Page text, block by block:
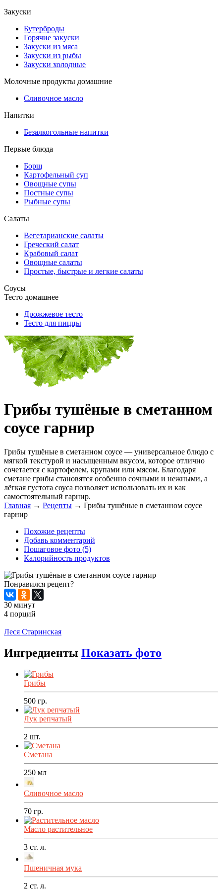
Закуски
Бутерброды
Горячие закуски
Закуски из мяса
Закуски из рыбы
Закуски холодные
Молочные продукты домашние
Сливочное масло
Напитки
Безалкогольные напитки
Первые блюда
Борщ
Картофельный суп
Овощные супы
Постные супы
Рыбные супы
Салаты
Вегетарианские салаты
Греческий салат
Крабовый салат
Овощные салаты
Простые, быстрые и легкие салаты
Соусы
Тесто домашнее
Дрожжевое тесто
Тесто для пиццы
Грибы тушёные в сметанном
соусе гарнир
Грибы тушёные в сметанном соусе — универсальное блюдо с
мягкой текстурой и насыщенным вкусом, которое отлично
сочетается с картофелем, крупами или мясом. Благодаря
сметане грибы становятся особенно сочными и нежными, а
лёгкая густота соуса позволяет использовать их и как
самостоятельный гарнир.
Главная → Рецепты → Грибы тушёные в сметанном соусе
гарнир
Похожие рецепты
Добавь комментарий
Пошаговое фото (5)
Калорийность продуктов
Понравился рецепт?
30 минут
4 порций
Леся Старинская
Ингредиенты Показать фото
Грибы
500 гр.
Лук репчатый
2 шт.
Сметана
250 мл
Сливочное масло
70 гр.
Масло растительное
3 ст. л.
Пшеничная мука
2 ст. л.